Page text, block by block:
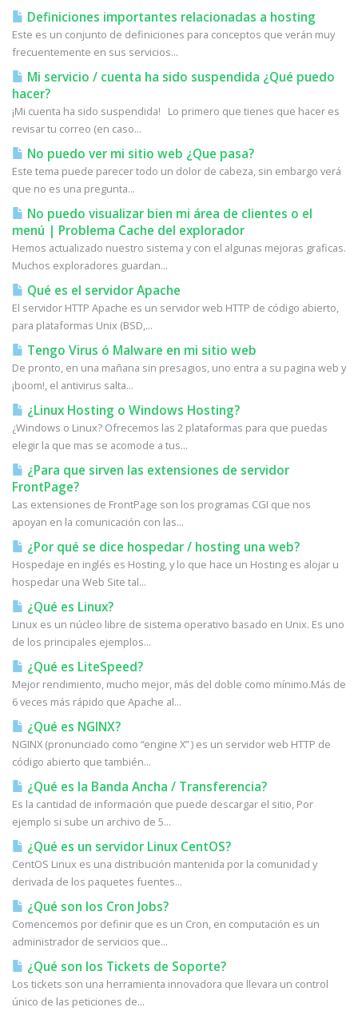
Definiciones importantes relacionadas a hosting
Este es un conjunto de definiciones para conceptos que verán muy
frecuentemente en sus servicios...
Mi servicio / cuenta ha sido suspendida ¿Qué puedo
hacer?
¡Mi cuenta ha sido suspendida! Lo primero que tienes que hacer es
revisar tu correo (en caso...
No puedo ver mi sitio web ¿Que pasa?
Este tema puede parecer todo un dolor de cabeza, sin embargo verá
que no es una pregunta...
No puedo visualizar bien mi área de clientes o el
menú | Problema Cache del explorador
Hemos actualizado nuestro sistema y con el algunas mejoras graficas.
Muchos exploradores guardan...
Qué es el servidor Apache
El servidor HTTP Apache es un servidor web HTTP de código abierto,
para plataformas Unix (BSD,...
Tengo Virus ó Malware en mi sitio web
De pronto, en una mañana sin presagios, uno entra a su pagina web y
¡boom!, el antivirus salta...
¿Linux Hosting o Windows Hosting?
¿Windows o Linux? Ofrecemos las 2 plataformas para que puedas
elegir la que mas se acomode a tus...
¿Para que sirven las extensiones de servidor
FrontPage?
Las extensiones de FrontPage son los programas CGI que nos
apoyan en la comunicación con las...
¿Por qué se dice hospedar / hosting una web?
Hospedaje en inglés es Hosting, y lo que hace un Hosting es alojar u
hospedar una Web Site tal...
¿Qué es Linux?
Linux es un núcleo libre de sistema operativo basado en Unix. Es uno
de los principales ejemplos...
¿Qué es LiteSpeed?
Mejor rendimiento, mucho mejor, más del doble como mínimo.Más de
6 veces más rápido que Apache al...
¿Qué es NGINX?
NGINX (pronunciado como “engine X” ) es un servidor web HTTP de
código abierto que también...
¿Qué es la Banda Ancha / Transferencia?
Es la cantidad de información que puede descargar el sitio, Por
ejemplo si sube un archivo de 5...
¿Qué es un servidor Linux CentOS?
CentOS Linux es una distribución mantenida por la comunidad y
derivada de los paquetes fuentes...
¿Qué son los Cron Jobs?
Comencemos por definir que es un Cron, en computación es un
administrador de servicios que...
¿Qué son los Tickets de Soporte?
Los tickets son una herramienta innovadora que llevara un control
único de las peticiones de...